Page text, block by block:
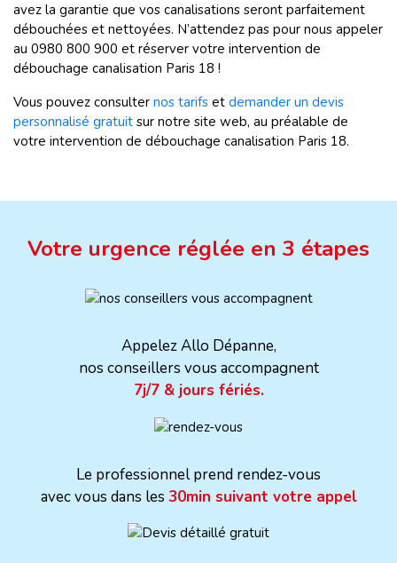
avez la garantie que vos canalisations seront parfaitement
débouchées et nettoyées. N’attendez pas pour nous appeler
au 0980 800 900 et réserver votre intervention de
débouchage canalisation Paris 18 !
Vous pouvez consulter nos tarifs et demander un devis
personnalisé gratuit sur notre site web, au préalable de
votre intervention de débouchage canalisation Paris 18.
Votre urgence réglée en 3 étapes
Appelez Allo Dépanne,
nos conseillers vous accompagnent
7j/7 & jours fériés.
Le professionnel prend rendez-vous
avec vous dans les 30min suivant votre appel